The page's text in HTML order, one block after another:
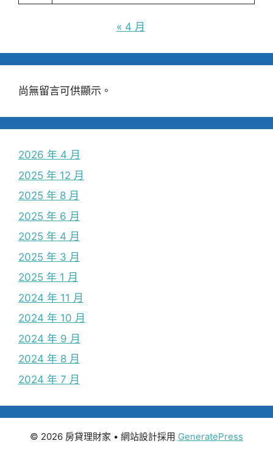
« 4 月
尚無留言可供顯示。
2026 年 4 月
2025 年 12 月
2025 年 8 月
2025 年 6 月
2025 年 4 月
2025 年 3 月
2025 年 1 月
2024 年 11 月
2024 年 10 月
2024 年 9 月
2024 年 8 月
2024 年 7 月
© 2026 房貸理財家 • 網站設計採用 GeneratePress